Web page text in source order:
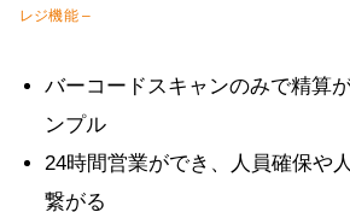
レジ機能 –
バーコードスキャンのみで精算
ンプル
24時間営業ができ、人員確保や
繋がる